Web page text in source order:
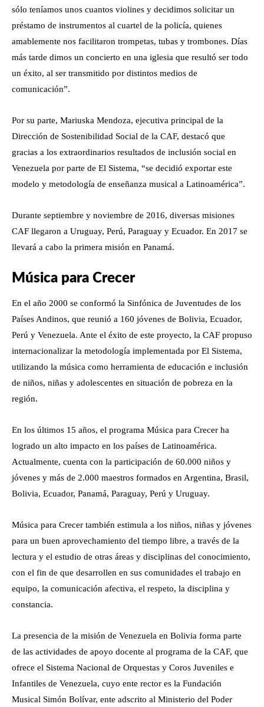
sólo teníamos unos cuantos violines y decidimos solicitar un
préstamo de instrumentos al cuartel de la policía, quienes
amablemente nos facilitaron trompetas, tubas y trombones. Días
más tarde dimos un concierto en una iglesia que resultó ser todo
un éxito, al ser transmitido por distintos medios de
comunicación”.
Por su parte, Mariuska Mendoza, ejecutiva principal de la
Dirección de Sostenibilidad Social de la CAF, destacó que
gracias a los extraordinarios resultados de inclusión social en
Venezuela por parte de El Sistema, “se decidió exportar este
modelo y metodología de enseñanza musical a Latinoamérica”.
Durante septiembre y noviembre de 2016, diversas misiones
CAF llegaron a Uruguay, Perú, Paraguay y Ecuador. En 2017 se
llevará a cabo la primera misión en Panamá.
Música para Crecer
En el año 2000 se conformó la Sinfónica de Juventudes de los
Países Andinos, que reunió a 160 jóvenes de Bolivia, Ecuador,
Perú y Venezuela. Ante el éxito de este proyecto, la CAF propuso
internacionalizar la metodología implementada por El Sistema,
utilizando la música como herramienta de educación e inclusión
de niños, niñas y adolescentes en situación de pobreza en la
región.
En los últimos 15 años, el programa Música para Crecer ha
logrado un alto impacto en los países de Latinoamérica.
Actualmente, cuenta con la participación de 60.000 niños y
jóvenes y más de 2.000 maestros formados en Argentina, Brasil,
Bolivia, Ecuador, Panamá, Paraguay, Perú y Uruguay.
Música para Crecer también estimula a los niños, niñas y jóvenes
para un buen aprovechamiento del tiempo libre, a través de la
lectura y el estudio de otras áreas y disciplinas del conocimiento,
con el fin de que desarrollen en sus comunidades el trabajo en
equipo, la comunicación afectiva, el respeto, la disciplina y
constancia.
La presencia de la misión de Venezuela en Bolivia forma parte
de las actividades de apoyo docente al programa de la CAF, que
ofrece el Sistema Nacional de Orquestas y Coros Juveniles e
Infantiles de Venezuela, cuyo ente rector es la Fundación
Musical Simón Bolívar, ente adscrito al Ministerio del Poder